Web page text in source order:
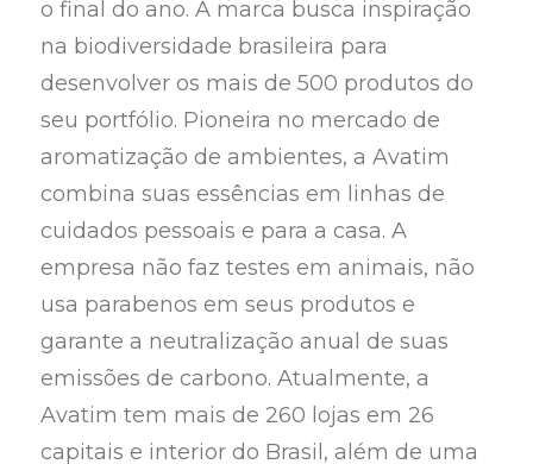
o final do ano. A marca busca inspiração
na biodiversidade brasileira para
desenvolver os mais de 500 produtos do
seu portfólio. Pioneira no mercado de
aromatização de ambientes, a Avatim
combina suas essências em linhas de
cuidados pessoais e para a casa. A
empresa não faz testes em animais, não
usa parabenos em seus produtos e
garante a neutralização anual de suas
emissões de carbono. Atualmente, a
Avatim tem mais de 260 lojas em 26
capitais e interior do Brasil, além de uma